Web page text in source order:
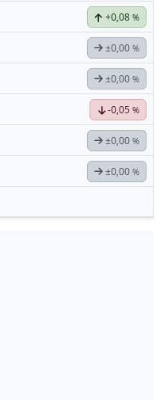
+0,08 %
±0,00 %
±0,00 %
-0,05 %
±0,00 %
±0,00 %